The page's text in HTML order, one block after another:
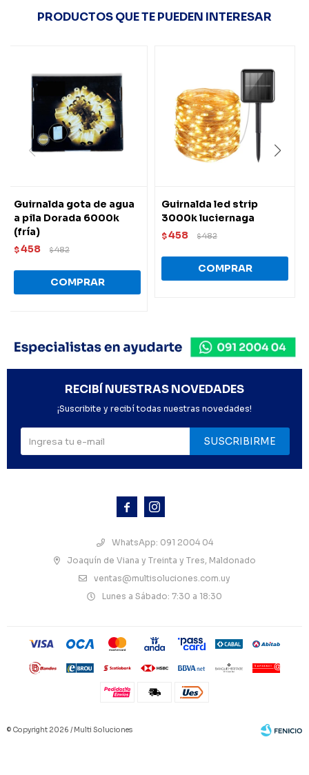
PRODUCTOS QUE TE PUEDEN INTERESAR
Guirnalda gota de agua
a pila Dorada 6000k
(fría)
$458 $482
Guirnalda led strip
3000k luciernaga
$458 $482
 
WhatsApp: 091 2004 04
Joaquín de Viana y Treinta y Tres, Maldonado
ventas@multisoluciones.com.uy
Lunes a Sábado: 7:30 a 18:30
RECIBÍ NUESTRAS NOVEDADES
¡Suscribite y recibí todas nuestras novedades!
SUSCRIBIRME
© Copyright 2026 / Multi Soluciones